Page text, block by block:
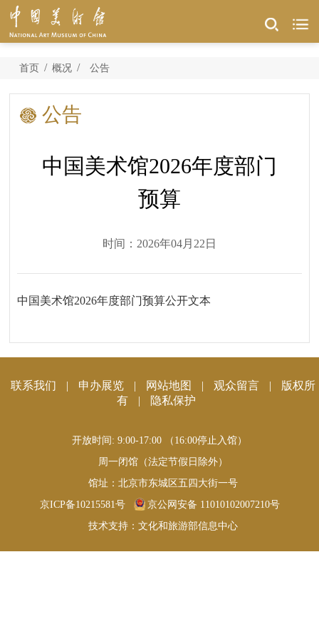
首页 / 概况 / 公告
公告
中国美术馆2026年度部门
预算
时间：2026年04月22日
中国美术馆2026年度部门预算公开文本
联系我们 | 申办展览 | 网站地图 | 观众留言 |
版权所
有
| 隐私保护
开放时间: 9:00-17:00 （16:00停止入馆）
周一闭馆（法定节假日除外）
馆址：北京市东城区五四大街一号
京ICP备10215581号
京公网安备 11010102007210号
技术支持：文化和旅游部信息中心